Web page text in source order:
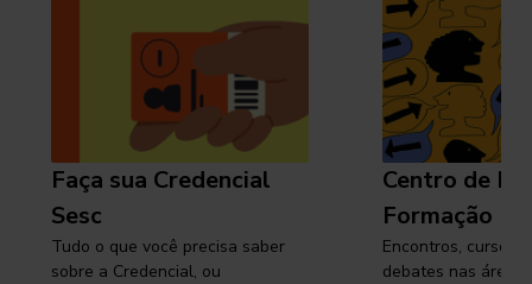
Faça sua Credencial
Sesc
Tudo o que você precisa saber
sobre a Credencial, ou
Centro de
Formação
Encontros, cursos,
debates nas áreas